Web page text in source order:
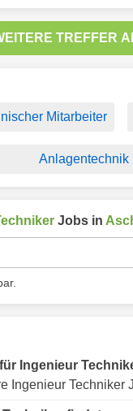
TREFFER
Mitarbeiter
Anlagentechnik
Jobs in
Ingenieur
Ingenieur Techniker